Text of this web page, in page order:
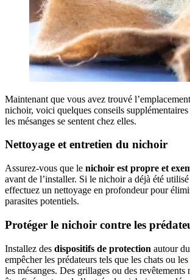
Maintenant que vous avez trouvé
nichoir, voici quelques conseils
les mésanges se sentent chez elles.
Nettoyage et entretien du nichoir
Assurez-vous que le nichoir est propre et
avant de l’installer. Si le nichoir a déjà été
effectuez un nettoyage en profondeur pour
parasites potentiels.
Protéger le nichoir contre les
Installez des dispositifs de protection autour
empêcher les prédateurs tels que les chats ou les
les mésanges. Des grillages ou des revêtements